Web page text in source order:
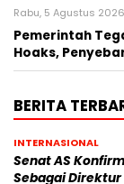
Rabu, 5 Agustus 2026
Pemerintah
Hoaks,
BERITA
INTERNASIONAL
Senat AS
Sebagai Direktur